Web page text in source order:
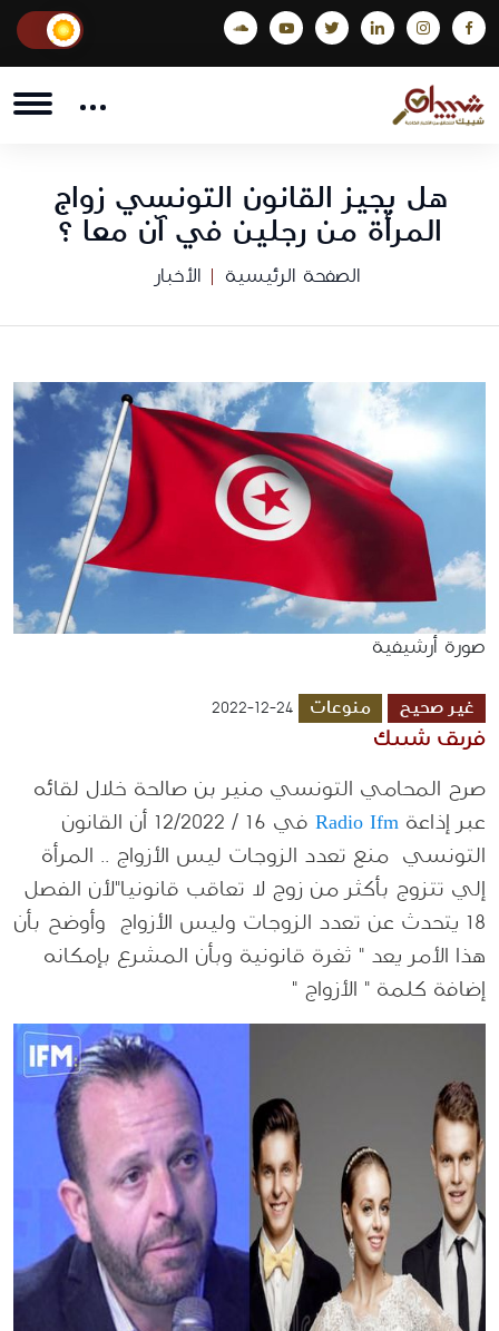
هل يجيز القانون التونسي زواج
المرأة من رجلين في آن معا ؟
الصفحة الرئيسية الأخبار
صورة أرشيفية
غير صحيح منوعات
فريق شييك
صرح المحامي التونسي منير بن صالحة خلال لقائه
عبر إذاعة Radio Ifm
في 16 / 12/2022 أن القانون
التونسي منع تعدد الزوجات ليس الأزواج .. المرأة
إلي تتزوج بأكثر من زوج لا تعاقب قانونيا"لأن الفصل
18 يتحدث عن تعدد الزوجات وليس الأزواج وأوضح بأن
هذا الأمر يعد " ثغرة قانونية وبأن المشرع بإمكانه
إضافة كلمة " الأزواج "